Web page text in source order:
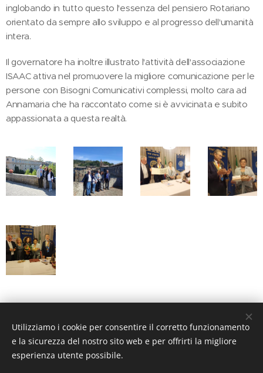
inglobando in tutto questo l'essenza del pensiero Rotariano
orientato da sempre allo sviluppo e al progresso dell'umanità
intera.
Il governatore ha inoltre illustrato l'attività dell'associazione
ISAAC attiva nel promuovere la migliore comunicazione per le
persone con Bisogni Comunicativi complessi, molto cara ad
Annamaria che ha raccontato come si è avvicinata e subito
appassionata a questa realtà.
Utilizziamo i cookie per consentire il corretto funzionamento
e la sicurezza del nostro sito web e per offrirti la migliore
esperienza utente possibile.